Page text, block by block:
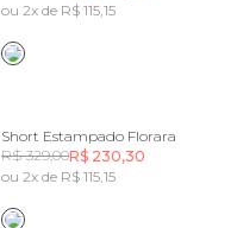
ou 2x de R$ 115,15
Short Estampado Florara
R$ 329,00R$ 230,30
ou 2x de R$ 115,15